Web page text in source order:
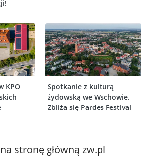
KPO
Spotkanie z kulturą
żydowską we Wschowie.
Zbliża się Pardes Festival
stronę główną zw.pl